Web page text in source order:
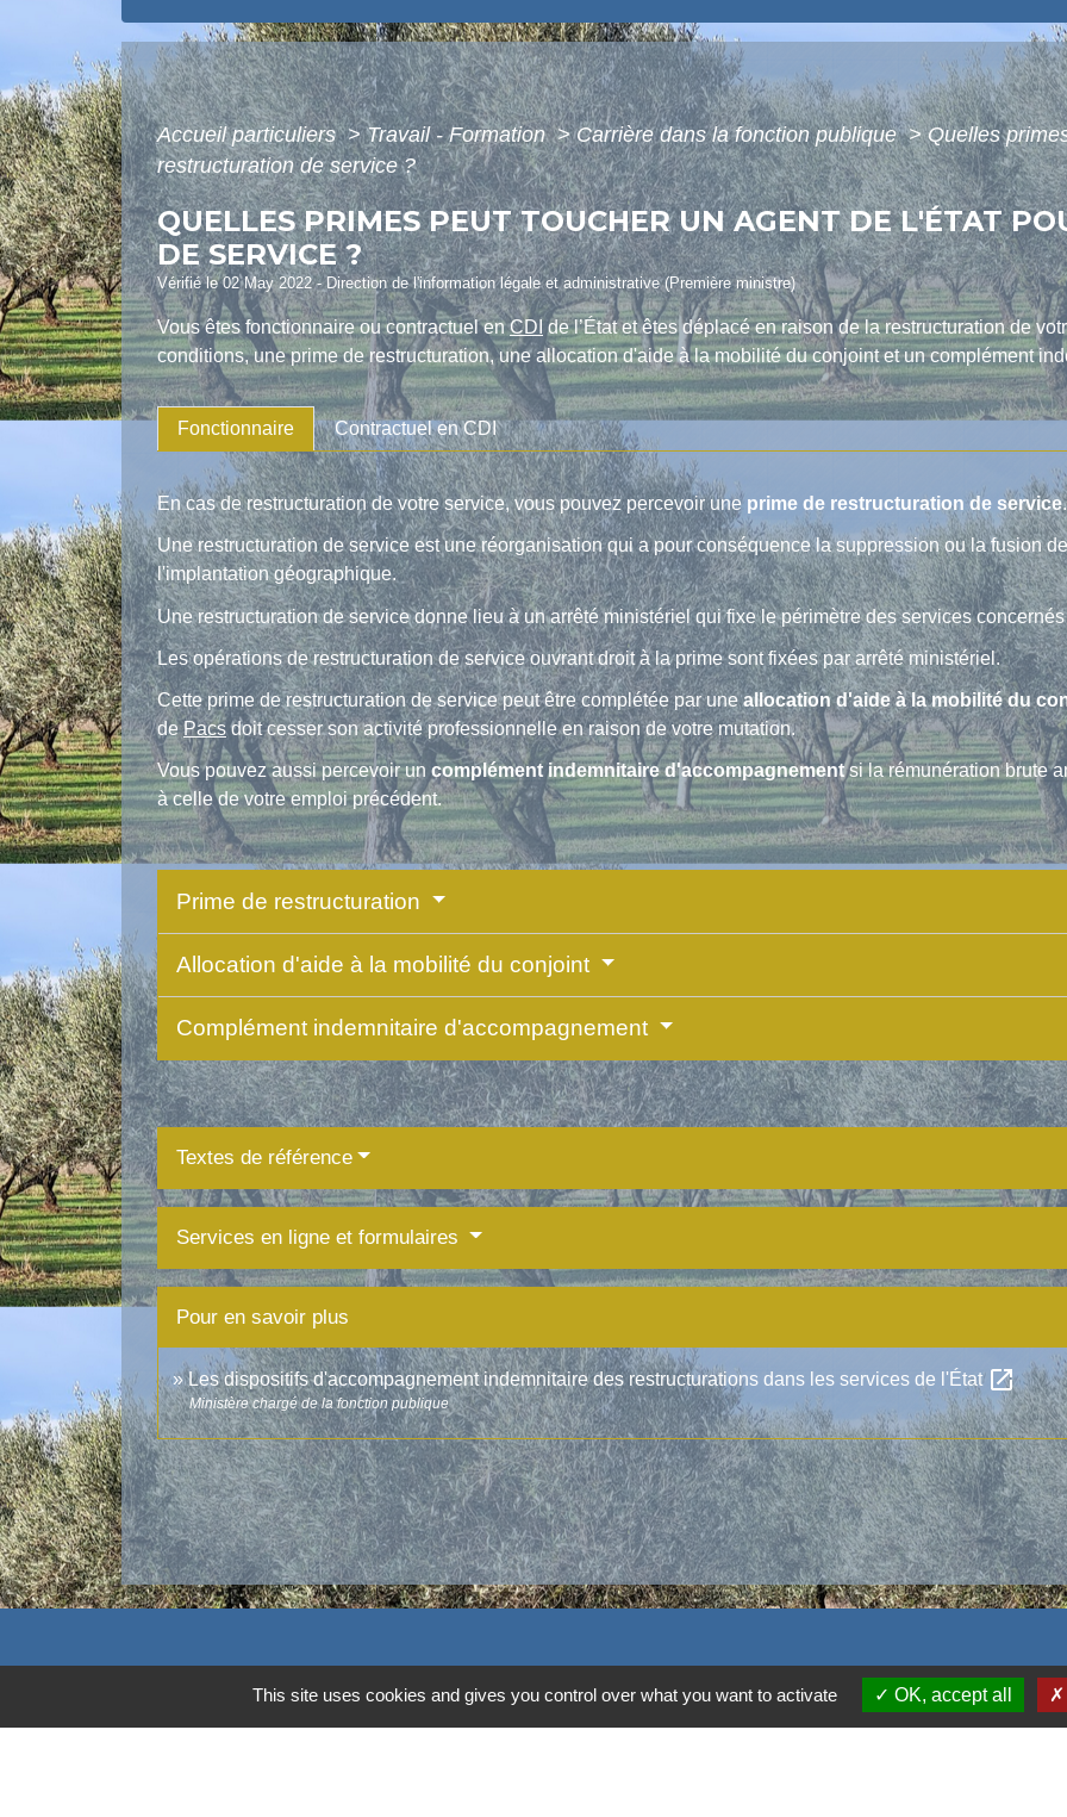
Accueil particuliers> Travail - Formation> Carrière dans la fonction publique> Quelles
restructuration de service ?
QUELLES PRIMES PEUT TOUCHER UN AGENT DE L'ÉTAT
DE SERVICE ?
Vérifié le 02 May 2022 - Direction de l'information légale et administrative (Première ministre)
Vous êtes fonctionnaire ou contractuel enCDI de l’État et êtes déplacé en raison de la restructuration de
conditions, une prime de restructuration, une allocation d'aide à la mobilité du conjoint et un complément
Fonctionnaire Contractuel en CDI
En cas de restructuration de votre service, vous pouvez percevoir une prime de restructuration de service.
Une restructuration de service est une réorganisation qui a pour conséquence la suppression ou la fusion
l'implantation géographique.
Une restructuration de service donne lieu à un arrêté ministériel qui fixe le périmètre des services
Les opérations de restructuration de service ouvrant droit à la prime sont fixées par arrêté ministériel.
Cette prime de restructuration de service peut être complétée par uneallocation d'aide à la mobilité du
dePacsdoit cesser son activité professionnelle en raison de votre mutation.
Vous pouvez aussi percevoir un complément indemnitaire d'accompagnementsi la rémunération brute
à celle de votre emploi précédent.
Prime de restructuration
Allocation d'aide à la mobilité du conjoint
Complément indemnitaire d'accompagnement
Textes de référence
Services en ligne et formulaires
Pour en savoir plus
Les dispositifs d'accompagnement indemnitaire des restructurations dans les services de l'État open_in_new
Ministère chargé de la fonction publique
ContactsThis site uses cookies and gives you control over what you want to activate OK, accept all